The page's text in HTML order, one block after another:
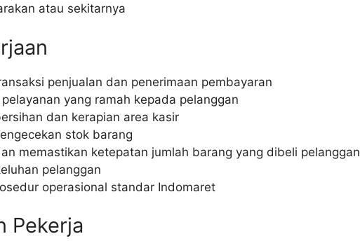
atau sekitarnya
penjualan dan penerimaan pembayaran
yang ramah kepada pelanggan
dan kerapian area kasir
stok barang
memastikan ketepatan jumlah barang yang dibeli pelanggan
pelanggan
operasional standar Indomaret
Pekerja